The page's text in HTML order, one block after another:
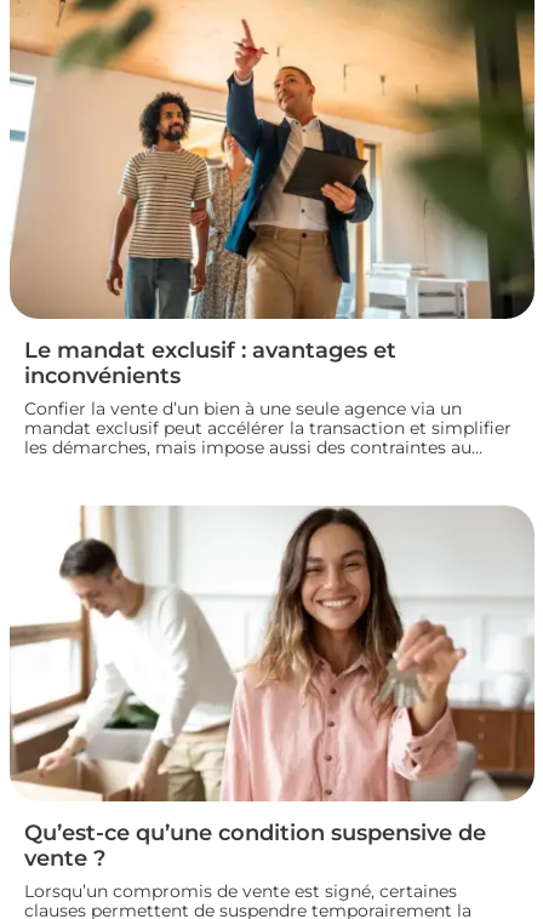
Le mandat exclusif : avantages et
inconvénients
Confier la vente d’un bien à une seule agence via un
mandat exclusif peut accélérer la transaction et simplifier
les démarches, mais impose aussi des contraintes au
votre mode de vente immobilière.
Qu’est-ce qu’une condition suspensive de
vente ?
Lorsqu’un compromis de vente est signé, certaines
clauses permettent de suspendre temporairement la